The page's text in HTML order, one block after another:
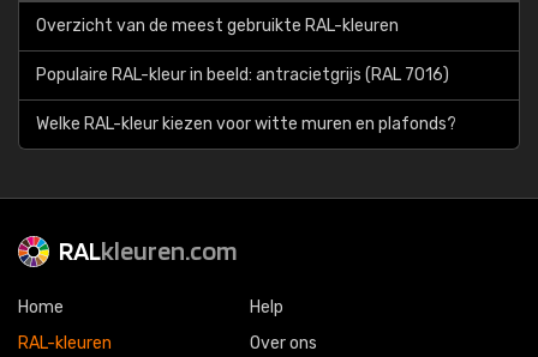
Overzicht van de meest gebruikte RAL-kleuren
Populaire RAL-kleur in beeld: antracietgrijs (RAL 7016)
Welke RAL-kleur kiezen voor witte muren en plafonds?
RALkleuren.com
Home
RAL-kleuren
Help
Over ons